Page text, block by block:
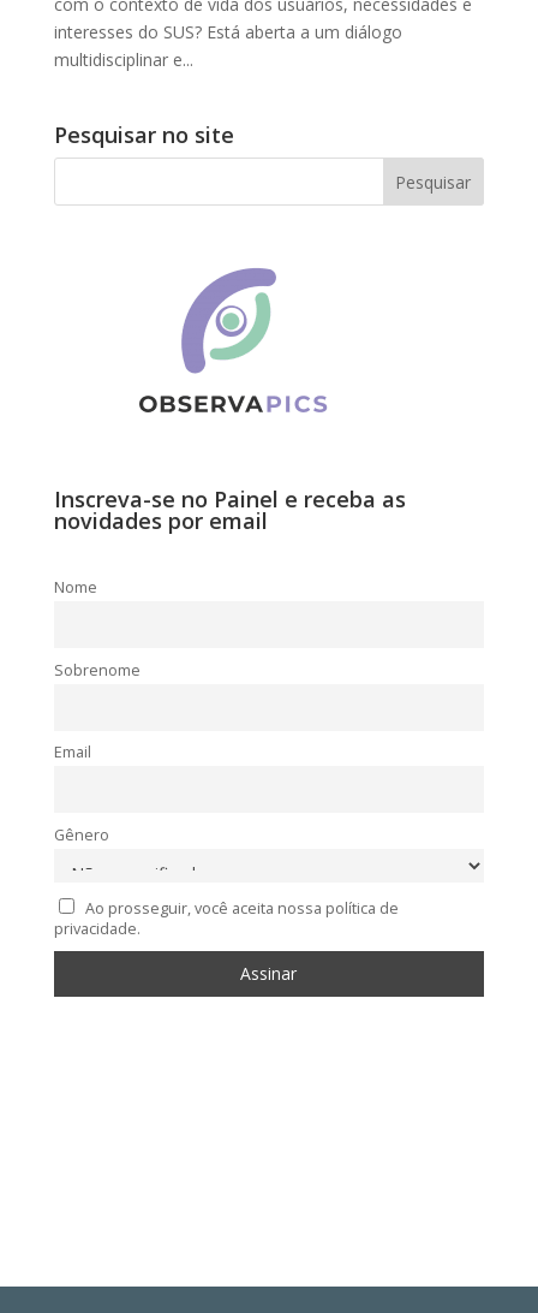
interesses do SUS? Está aberta a um diálogo
multidisciplinar e...
Pesquisar no site
Inscreva-se no Painel e receba as
novidades por email
Nome
Sobrenome
Email
Gênero
Ao prosseguir, você aceita nossa política de
privacidade.